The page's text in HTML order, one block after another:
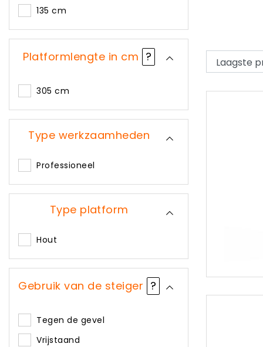
135 cm
Platformlengte in cm ?
305 cm
Type werkzaamheden
Professioneel
Type platform
Hout
Gebruik van de steiger ?
Tegen de gevel
Vrijstaand